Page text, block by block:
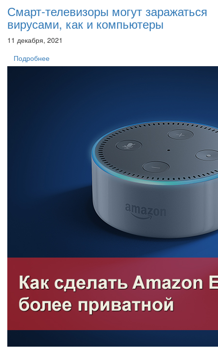
Смарт-телевизоры могут заражаться
вирусами, как и компьютеры
11 декабря, 2021
Подробнее